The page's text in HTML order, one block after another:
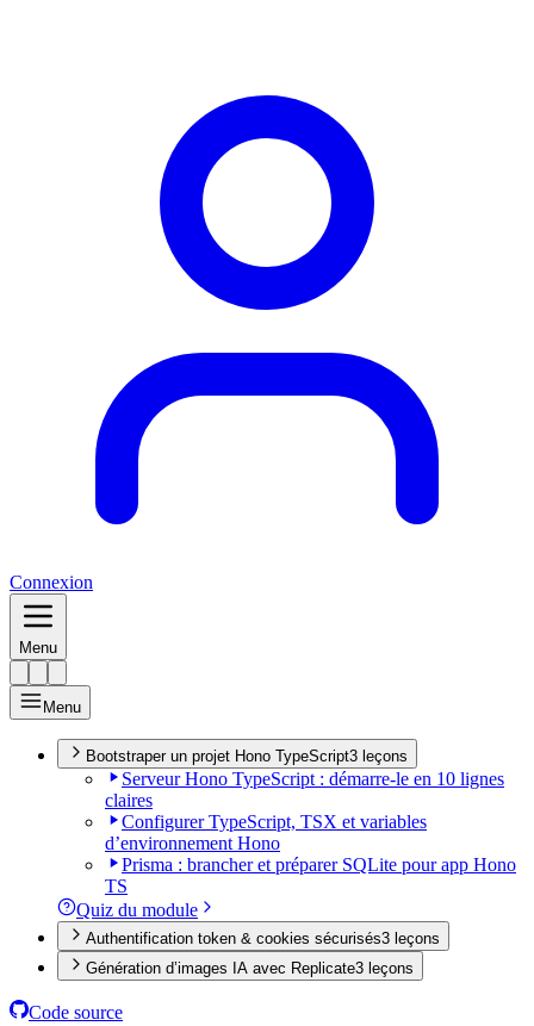
Connexion
Menu
Menu
Bootstraper un projet Hono TypeScript3 leçons
Serveur Hono TypeScript : démarre-le en 10 lignes
claires
Configurer TypeScript, TSX et variables
d’environnement Hono
Prisma : brancher et préparer SQLite pour app Hono
TS
Quiz du module
Authentification token & cookies sécurisés3 leçons
Génération d’images IA avec Replicate3 leçons
Code source